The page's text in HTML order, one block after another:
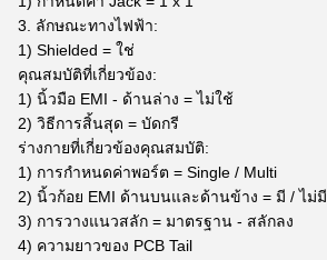
3. ลักษณะทางไฟฟ้า:
1) Shielded = ใช่
คุณสมบัติที่เกี่ยวข้อง:
1) นิ้วมือ EMI - ด้านล่าง = ไม่ใช้
2) วิธีการสิ้นสุด = บัดกรี
ร่างกายที่เกี่ยวข้องคุณสมบัติ:
1) การกำหนดค่าพอร์ต = Single / Multi
2) นิ้วก้อย EMI ด้านบนและด้านข้าง = มี / ไม่มี
3) การวางแนวสลัก = มาตรฐาน - สลักลง
4) ความยาวของ PCB Tail